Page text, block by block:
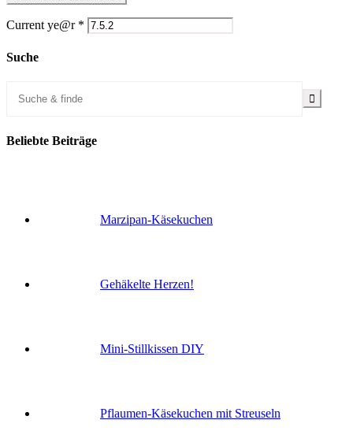
Current ye@r *
Suche
Beliebte Beiträge
Marzipan-Käsekuchen
Gehäkelte Herzen!
Mini-Stillkissen DIY
Pflaumen-Käsekuchen mit Streuseln